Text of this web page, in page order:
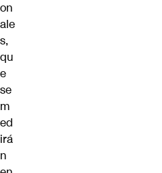
on
ale
s,
qu
e
se
m
ed
irá
n